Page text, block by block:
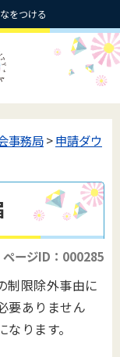
をつける
事務局>申請ダウ
ページID：000285
制限除外事由に
要ありません
ります。